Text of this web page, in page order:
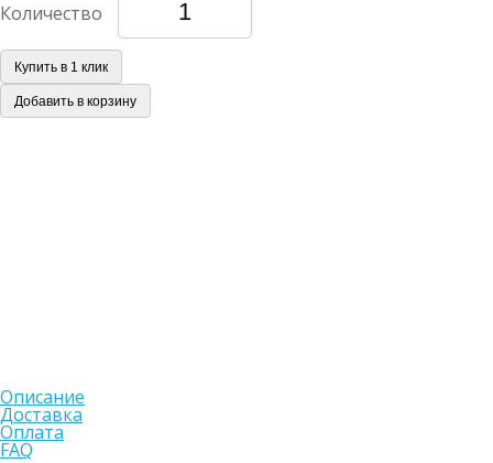
Количество
Купить в 1 клик
Добавить в корзину
Описание
Доставка
Оплата
FAQ